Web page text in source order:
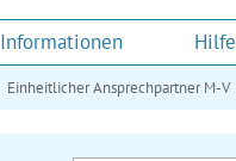
Informationen Hilfe
Einheitlicher Ansprechpartner M-V